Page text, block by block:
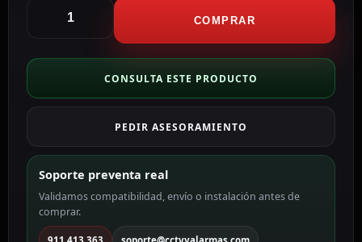
para
zinc
CON-
2M
cantidad
COMPRAR
CONSULTA ESTE PRODUCTO
PEDIR ASESORAMIENTO
Soporte preventa real
Validamos compatibilidad, envío o instalación antes de
comprar.